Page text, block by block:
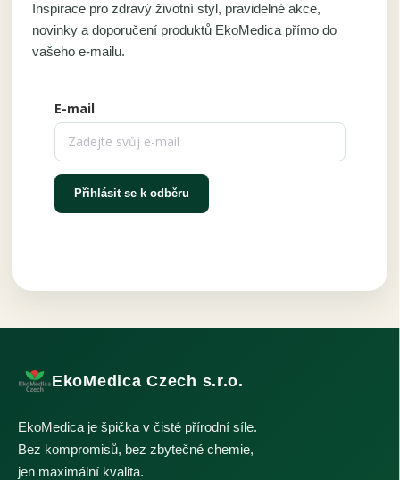
Inspirace pro zdravý životní styl, pravidelné akce,
novinky a doporučení produktů EkoMedica přímo do
vašeho e-mailu.
E-mail
Přihlásit se k odběru
EkoMedica Czech s.r.o.
EkoMedica je špička v čisté přírodní síle.
Bez kompromisů, bez zbytečné chemie,
jen maximální kvalita.